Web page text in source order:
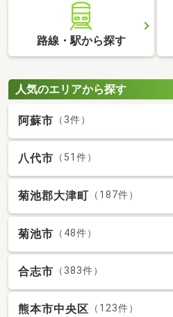
路線・駅から探す
人気のエリアから探す
阿蘇市 （3件）
八代市 （51件）
菊池郡大津町 （187件）
菊池市 （48件）
合志市 （383件）
熊本市中央区 （123件）